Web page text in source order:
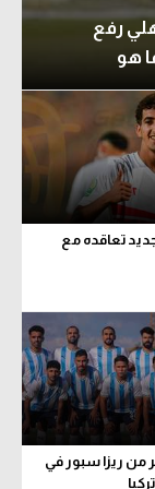
رفع
هو
تعاقده مع
من ريزا سبور في